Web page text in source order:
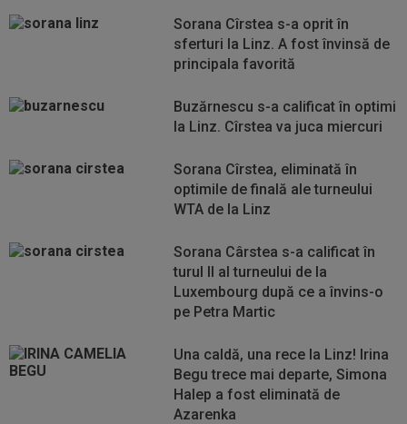
Sorana Cîrstea s-a oprit în
sferturi la Linz. A fost învinsă de
principala favorită
Buzărnescu s-a calificat în optimi
la Linz. Cîrstea va juca miercuri
Sorana Cîrstea, eliminată în
optimile de finală ale turneului
WTA de la Linz
Sorana Cârstea s-a calificat în
turul II al turneului de la
Luxembourg după ce a învins-o
pe Petra Martic
Una caldă, una rece la Linz! Irina
Begu trece mai departe, Simona
Halep a fost eliminată de
Azarenka